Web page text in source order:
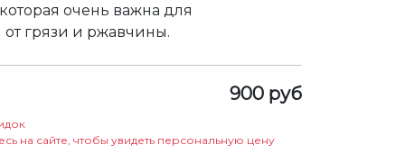
очень важна для
грязи и ржавчины.
900 руб
на сайте, чтобы увидеть персональную цену